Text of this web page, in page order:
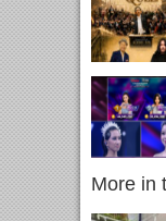
More in